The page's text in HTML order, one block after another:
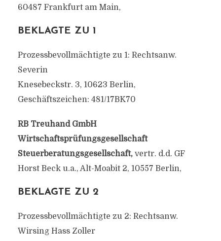
60487 Frankfurt am Main,
BEKLAGTE ZU 1
Prozessbevollmächtigte zu 1: Rechtsanw.
Severin
Knesebeckstr. 3, 10623 Berlin,
Geschäftszeichen: 481/17BK70
RB Treuhand GmbH
Wirtschaftsprüfungsgesellschaft
Steuerberatungsgesellschaft,vertr. d.d. GF
Horst Beck u.a., Alt-Moabit 2, 10557 Berlin,
BEKLAGTE ZU 2
Prozessbevollmächtigte zu 2: Rechtsanw.
Wirsing Hass Zoller